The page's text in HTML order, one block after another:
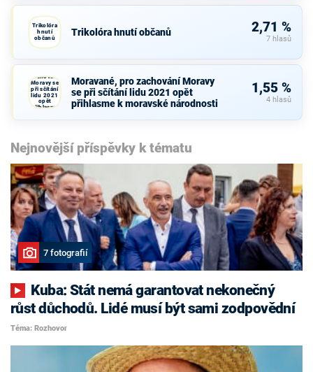
Trikolóra
hnutí
občanů
Trikolóra hnutí občanů 2,71 %
7 hlasů
Moravané,
zachování
Moravy se
při sčítání
lidu 2021
opět
přihlasme
Moravané, pro zachování Moravy
se při sčítání lidu 2021 opět
přihlasme k moravské národnosti
1,55 %
4 hlasů
Nejnovější příspěvky k tématu
7 fotografií
růst důchodů. Lidé musí být sami zodpovědní
Téma: Rozhovor